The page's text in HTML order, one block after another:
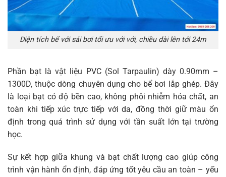
Diện tích bể với sải bơi tối ưu với với, chiều dài lên tới 24m
Phần bạt là vật liệu PVC (Sol Tarpaulin) dày 0.90mm –
1300D, thuộc dòng chuyên dụng cho bể bơi lắp ghép. Đây
là loại bạt có độ bền cao, không phôi nhiễm hóa chất, an
toàn khi tiếp xúc trực tiếp với da, đồng thời giữ màu ổn
định trong quá trình sử dụng với tần suất lớn tại trường
học.
Sự kết hợp giữa khung và bạt chất lượng cao giúp công
trình vận hành ổn định, đáp ứng tốt yêu cầu an toàn – yếu